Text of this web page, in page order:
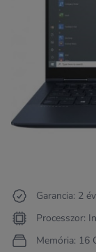
Garancia: 2
Processzor:
Memória: 16